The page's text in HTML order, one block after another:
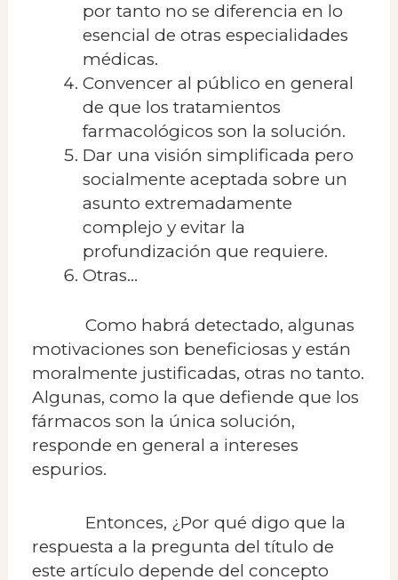
por tanto no se diferencia en lo
esencial de otras especialidades
médicas.
Convencer al público en general
de que los tratamientos
farmacológicos son la solución.
Dar una visión simplificada pero
socialmente aceptada sobre un
asunto extremadamente
complejo y evitar la
profundización que requiere.
Otras…
Como habrá detectado, algunas
motivaciones son beneficiosas y están
moralmente justificadas, otras no tanto.
Algunas, como la que defiende que los
fármacos son la única solución,
responde en general a intereses
espurios.
Entonces, ¿Por qué digo que la
respuesta a la pregunta del título de
este artículo depende del concepto